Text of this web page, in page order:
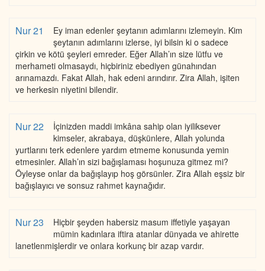
Nur 21
Ey iman edenler şeytanın adımlarını izlemeyin. Kim
şeytanın adımlarını izlerse, iyi bilsin ki o sadece
çirkin ve kötü şeyleri emreder. Eğer Allah’ın size lütfu ve
merhameti olmasaydı, hiçbiriniz ebediyen günahından
arınamazdı. Fakat Allah, hak edeni arındırır. Zira Allah, işiten
ve herkesin niyetini bilendir.
Nur 22
İçinizden maddi imkâna sahip olan iyiliksever
kimseler, akrabaya, düşkünlere, Allah yolunda
yurtlarını terk edenlere yardım etmeme konusunda yemin
etmesinler. Allah’ın sizi bağışlaması hoşunuza gitmez mi?
Öyleyse onlar da bağışlayıp hoş görsünler. Zira Allah eşsiz bir
bağışlayıcı ve sonsuz rahmet kaynağıdır.
Nur 23
Hiçbir şeyden habersiz masum iffetiyle yaşayan
mümin kadınlara iftira atanlar dünyada ve ahirette
lanetlenmişlerdir ve onlara korkunç bir azap vardır.